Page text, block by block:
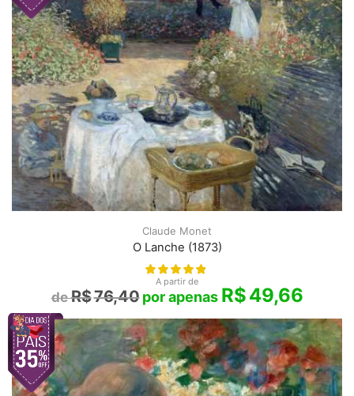
Claude Monet
O Lanche (1873)
A partir de
R$76,40 R$49,66